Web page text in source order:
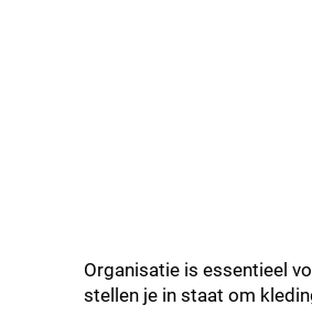
Organisatie is essentieel
stellen je in staat om